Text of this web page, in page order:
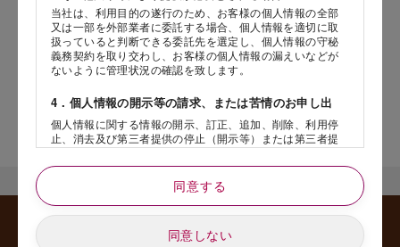
当社は、利用目的の遂行のため、お客様の個人情報の全部
又は一部を外部業者に委託する場合、個人情報を適切に取
扱っていると判断できる委託先を選定し、個人情報の守秘
義務契約を取り交わし、お客様の個人情報の漏えいなどが
ないように管理状況の確認を致します。
4．個人情報の開示等の請求、または苦情のお申し出
個人情報に関する情報の開示、訂正、追加、削除、利用停
止、消去及び第三者提供の停止（開示等）または第三者提
供記録の開示、若しくは利用目的の通知等（以下、「開示
等の請求」といいます）のご請求があった場合または苦情
のお申し出があった場合には、請求者がご本人であること
あるいは正式な代理人として認められる方であることを確
認させていただいたうえで、特別な理由のない限り合理的
同意する
同意しない
店舗サービスに関するお問い合わせにつきましては、内容欄に『店
舗名』を記載いただけますと幸いです。
岳や末広がりを意味す
やつ時」という意味を込
。雄大な八ヶ岳山麓の自
れる、こだわりのスイー